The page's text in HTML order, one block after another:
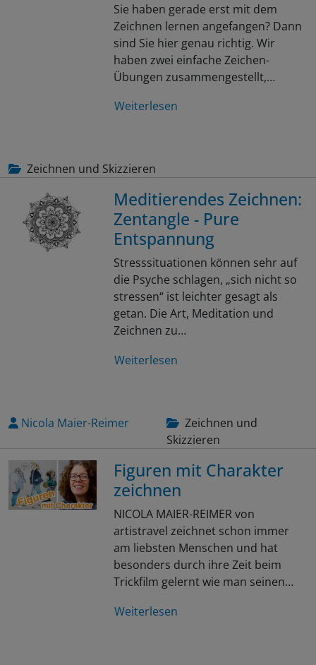
Sie haben gerade erst mit dem
Zeichnen lernen angefangen? Dann
sind Sie hier genau richtig. Wir
haben zwei einfache Zeichen-
Übungen zusammengestellt,…
Weiterlesen
Zeichnen und Skizzieren
Meditierendes Zeichnen:
Zentangle - Pure
Entspannung
Stresssituationen können sehr auf
die Psyche schlagen, „sich nicht so
stressen“ ist leichter gesagt als
getan. Die Art, Meditation und
Zeichnen zu…
Weiterlesen
Nicola Maier-Reimer
Zeichnen und
Skizzieren
Figuren mit Charakter
zeichnen
NICOLA MAIER-REIMER von
artistravel zeichnet schon immer
am liebsten Menschen und hat
besonders durch ihre Zeit beim
Trickfilm gelernt wie man seinen…
Weiterlesen